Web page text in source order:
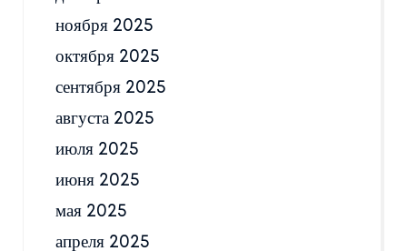
ноября 2025
октября 2025
сентября 2025
августа 2025
июля 2025
июня 2025
мая 2025
апреля 2025